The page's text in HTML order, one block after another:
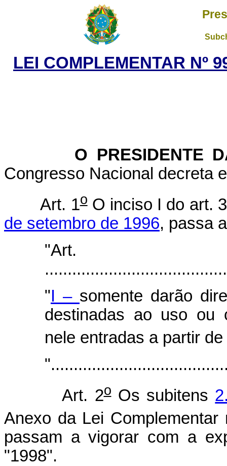
LEI COMPLEMENTAR Nº
O PRESIDENTE DA
Congresso Nacional decreta
Art. 1oO inciso I do art.
de setembro de 1996, passa
"I – somente darão
destinadas ao uso ou
nele entradas a partir de
Art. 2oOs subitens
Anexo da Lei Complementar
passam a vigorar com a
"1998".